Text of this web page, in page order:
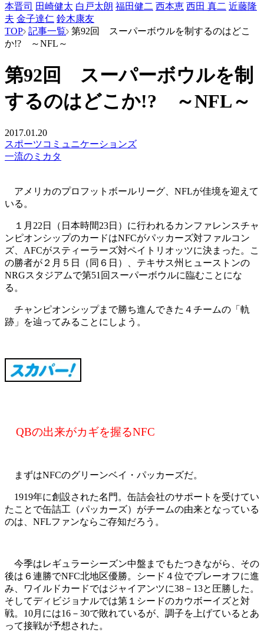
本晋司 田崎健太 白戸太朗 福田健二 西本恵 西田 真二 近藤隆
夫 金子達仁 鈴木康友
TOP 記事一覧 第92回 スーパーボウルを制するのはどこ
か!? ～NFL～
第92回 スーパーボウルを制
するのはどこか!? ～NFL～
2017.01.20
スポーツコミュニケーションズ
一流のミカタ
アメリカのプロフットボールリーグ、NFLが佳境を迎えて
いる。
１月22日（日本時間23日）に行われるカンファレンスチャ
ンピオンシップのカードはNFCがパッカーズ対ファルコン
ズ、AFCがスティーラーズ対ペイトリオッツに決まった。こ
の勝者が２月５日（同６日）、テキサス州ヒューストンの
NRGスタジアムで第51回スーパーボウルに臨むことにな
る。
チャンピオンシップまで勝ち進んできた４チームの「軌
跡」を辿ってみることにしよう。
QBの出来がカギを握るNFC
まずはNFCのグリーンベイ・パッカーズだ。
1919年に創設された名門。缶詰会社のサポートを受けてい
たことで缶詰工（パッカーズ）がチームの由来となっている
のは、NFLファンならご存知だろう。
今季はレギュラーシーズン中盤までもたつきながら、その
後は６連勝でNFC北地区優勝。シード４位でプレーオフに進
み、ワイルドカードではジャイアンツに38－13と圧勝した。
そしてディビジョナルでは第１シードのカウボーイズと対
戦。10月には16－30で敗れているが、調子を上げているとあ
って接戦が予想された。